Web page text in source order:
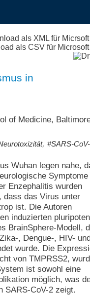
in
of Medicine,
,#SARS-
Wuhan legen nahe,
Symptome
Enzephalitis wurden
dass das Virus unter
ist. Die Autoren
induzierten
BrainSphere-Modell,
, Dengue-, HIV-
wurde. Die
von TMPRSS2,
ist sowohl eine
möglich, was
SARS-CoV-2 zeigt.